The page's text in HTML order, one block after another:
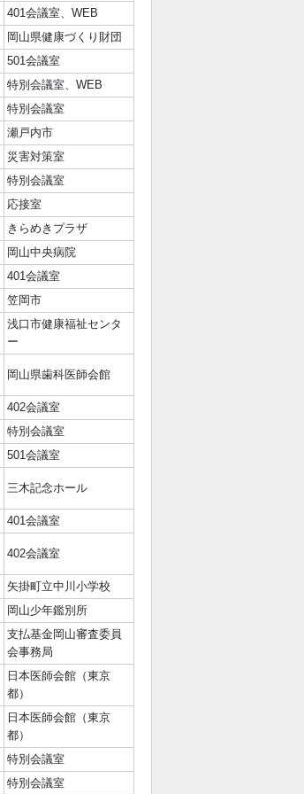
401会議室、WEB
岡山県健康づくり財団
501会議室
特別会議室、WEB
特別会議室
瀬戸内市
災害対策室
特別会議室
応接室
きらめきプラザ
岡山中央病院
401会議室
笠岡市
浅口市健康福祉センタ
ー
岡山県歯科医師会館
402会議室
特別会議室
501会議室
三木記念ホール
401会議室
402会議室
矢掛町立中川小学校
岡山少年鑑別所
支払基金岡山審査委員
会事務局
日本医師会館（東京
都）
日本医師会館（東京
都）
特別会議室
特別会議室